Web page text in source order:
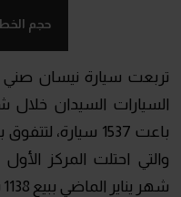
حجم
تربعت سيارة نيسان
باعت 1537 سيارة،
والتي احتلت المركز
شهر يناير الماضي ببيع 1138 سيارة.